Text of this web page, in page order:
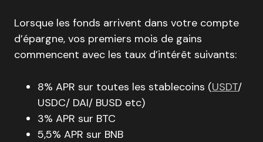
Lorsque les fonds arrivent dans votre compte
d’épargne, vos premiers mois de gains
commencent avec les taux d’intérêt suivants:
8% APR sur toutes les stablecoins (USDT/
USDC/ DAI/ BUSD etc)
3% APR sur BTC
5,5% APR sur BNB